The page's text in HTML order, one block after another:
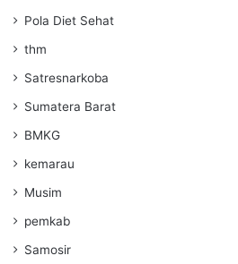
Pola Diet Sehat
thm
Satresnarkoba
Sumatera Barat
BMKG
kemarau
Musim
pemkab
Samosir